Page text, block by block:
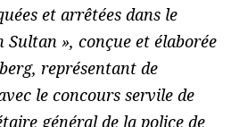
et arrêtées dans le
Sultan », conçue et élaborée
représentant de
le concours servile de
général de la police de